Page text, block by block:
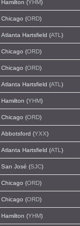
Hamilton (YHM)
Chicago (ORD)
Atlanta Hartsfield (ATL )
Chicago (ORD)
Chicago (ORD)
Atlanta Hartsfield (ATL )
Hamilton (YHM)
Chicago (ORD)
Abbotsford (YXX)
Atlanta Hartsfield (ATL )
San José (SJC)
Chicago (ORD)
Chicago (ORD)
Hamilton (YHM)